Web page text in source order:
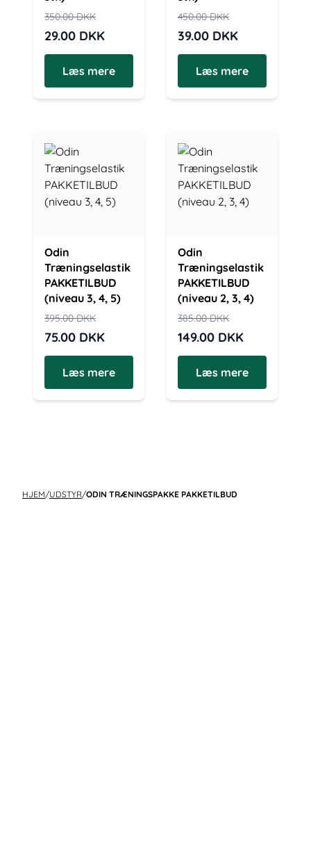
350.00DKK
29.00 DKK
Læs mere
450.00DKK
39.00 DKK
Læs mere
Odin
Træningselastik
PAKKETILBUD
(niveau 3, 4, 5)
395.00DKK
75.00 DKK
Læs mere
Odin
Træningselastik
PAKKETILBUD
(niveau 2, 3, 4)
385.00DKK
149.00 DKK
Læs mere
HJEM/UDSTYR/ODIN TRÆNINGSPAKKE PAKKETILBUD